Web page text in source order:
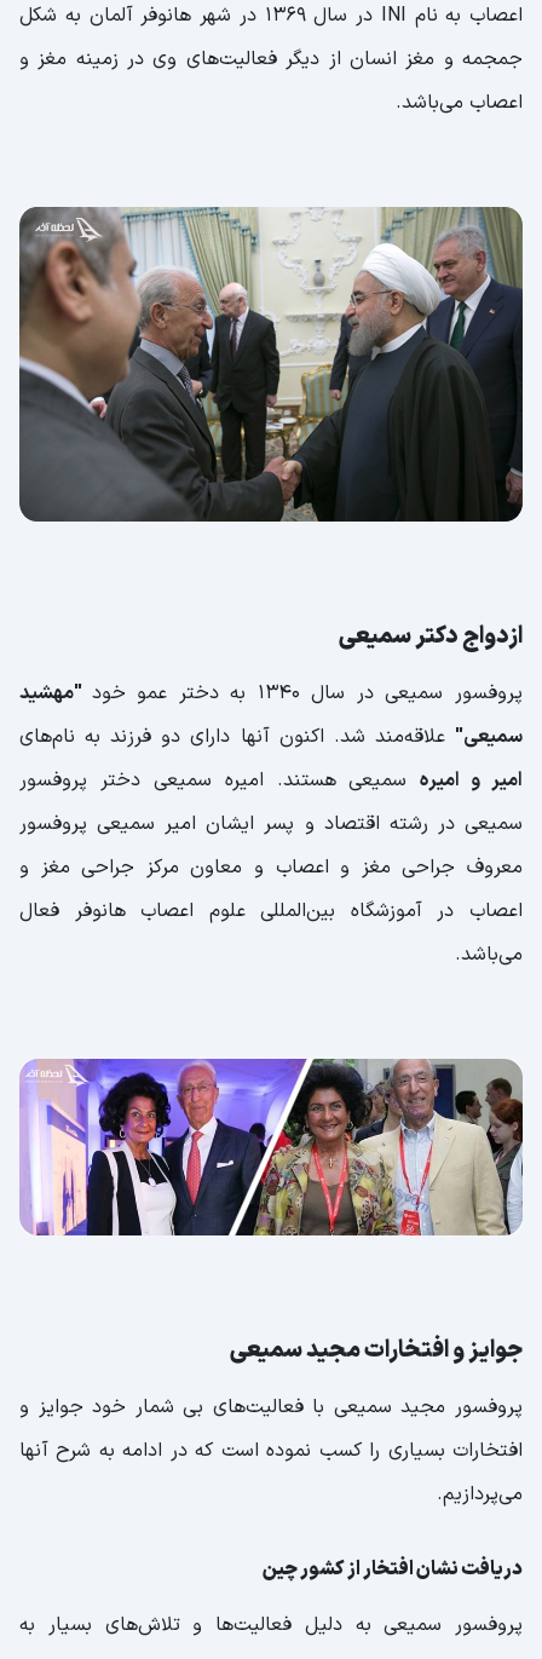
اعصاب به نام INI در سال ۱۳۶۹ در شهر هانوفر آلمان به شکل
جمجمه و مغز‌ انسان از دیگر فعالیت‌های وی در زمینه مغز و
اعصاب می‌باشد.
ازدواج دکتر سمیعی
پروفسور سمیعی در سال ۱۳۴۰ به دختر عمو خود
"مهشید
سمیعی" علاقه‌مند شد. اکنون آنها دارای دو فرزند به نام‌های
امیر و امیرهسمیعی هستند. امیره سمیعی دختر پروفسور
سمیعی در رشته اقتصاد و پسر ایشان امیر سمیعی پروفسور
معروف جراحی مغز و اعصاب و معاون مرکز جراحی مغز و
اعصاب در آموزشگاه بین‌المللی علوم اعصاب هانوفر فعال
می‌باشد.
جوایز و افتخارات مجید سمیعی
پروفسور مجید سمیعی با فعالیت‌های بی شمار خود جوایز و
افتخارات بسیاری را کسب نموده است که در ادامه به شرح آنها
می‌پردازیم.
دریافت نشان افتخار از کشور چین
پروفسور سمیعی به دلیل فعالیت‌ها و تلاش‌های بسیار به